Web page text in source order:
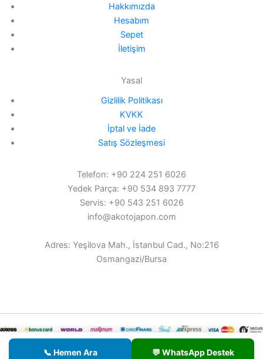
📞 Hemen Ara 💬 WhatsApp Destek
Hakkımızda
Hesabım
Sepet
İletişim
Yasal
Gizlilik Politikası
KVKK
İptal ve İade
Satış Sözleşmesi
Telefon: +90 224 251 6026
Yedek Parça: +90 534 893 7777
Servis: +90 543 251 6026
info@akotojapon.com
Adres: Yeşilova Mah., İstanbul Cad., No:216
Osmangazi/Bursa
© 2026 AKOTO - Tüm hakları saklıdır.